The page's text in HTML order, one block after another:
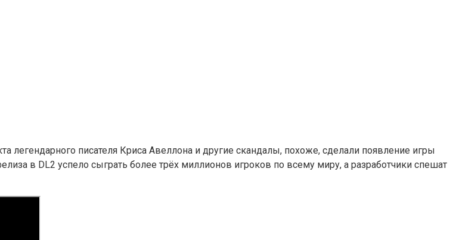
легендарного писателя Криса Авеллона и другие скандалы, похоже, сделали появление игры
в DL2 успело сыграть более трёх миллионов игроков по всему миру, а разработчики спешат